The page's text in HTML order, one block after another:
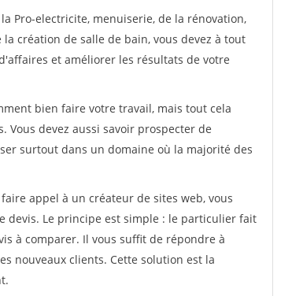
Pro-electricite, menuiserie, de la rénovation,
création de salle de bain, vous devez à tout
et améliorer les résultats de votre
bien faire votre travail, mais tout cela
devez aussi savoir prospecter de
surtout dans un domaine où la majorité des
appel à un créateur de sites web, vous
devis. Le principe est simple : le particulier fait
à comparer. Il vous suffit de répondre à
nouveaux clients. Cette solution est la